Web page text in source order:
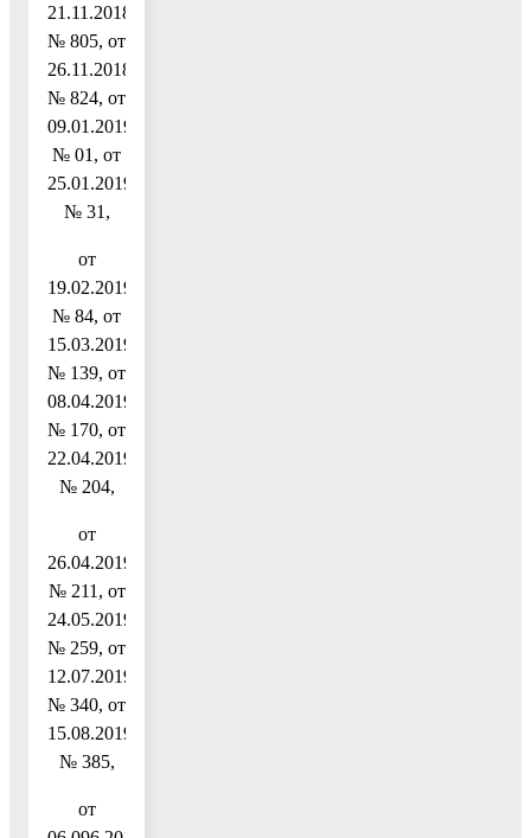
21.11.2018
№ 805, от
26.11.2018
№ 824, от
09.01.2019
№ 01, от
25.01.2019
№ 31,
от
19.02.2019
№ 84, от
15.03.2019
№ 139, от
08.04.2019
№ 170, от
22.04.2019
№ 204,
от
26.04.2019
№ 211, от
24.05.2019
№ 259, от
12.07.2019
№ 340, от
15.08.2019
№ 385,
от